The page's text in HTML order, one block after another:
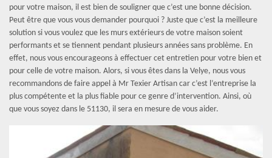
pour votre maison, il est bien de souligner que c’est une bonne décision.
Peut être que vous vous demander pourquoi ? Juste que c’est la meilleure
solution si vous voulez que les murs extérieurs de votre maison soient
performants et se tiennent pendant plusieurs années sans problème. En
effet, nous vous encourageons à effectuer cet entretien pour votre bien et
pour celle de votre maison. Alors, si vous êtes dans la Velye, nous vous
recommandons de faire appel à Mr Texier Artisan car c’est l’entreprise la
plus compétente et la plus fiable pour ce genre d’intervention. Ainsi, où
que vous soyez dans le 51130, il sera en mesure de vous aider.